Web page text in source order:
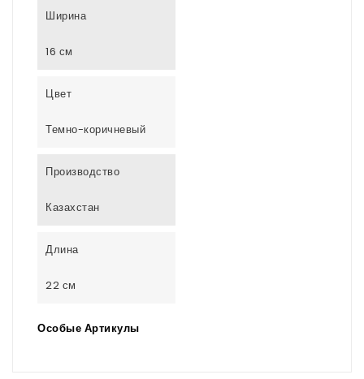
Ширина
16 см
Цвет
Темно-коричневый
Производство
Казахстан
Длина
22 см
Особые Артикулы